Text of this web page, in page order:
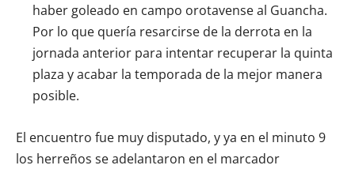
haber goleado en campo orotavense al Guancha.
Por lo que quería resarcirse de la derrota en la
jornada anterior para intentar recuperar la quinta
plaza y acabar la temporada de la mejor manera
posible.
El encuentro fue muy disputado, y ya en el minuto 9
los herreños se adelantaron en el marcador